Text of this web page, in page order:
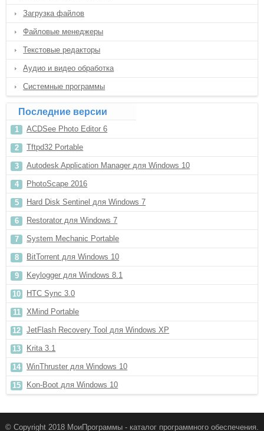
Загрузка файлов
Файловые менеджеры
Текстовые редакторы
Аудио и видео обработка
Системные программы
Последние версии
ACDSee Photo Editor 6
Tftpd32 Portable
Autodesk Application Manager для Windows 10
PhotoScape 2016
Hard Disk Sentinel для Windows 7
Restorator для Windows 7
System Mechanic Portable
BitTorrent для Windows 10
Keylogger для Windows 8.1
HTC Sync 3.0
XMind Portable
JetFlash Recovery Tool для Windows XP
Krita 3.1
WinThruster для Windows 10
Kon-Boot для Windows 10
© Copyright 2018 МоиПрограммы - каталог программного обеспечения.